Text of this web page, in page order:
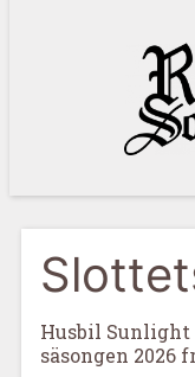
Husbil Sunlight
säsongen 2026